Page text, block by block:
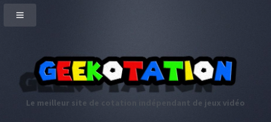
Le meilleur site de cotation indépendant de jeux vidéo